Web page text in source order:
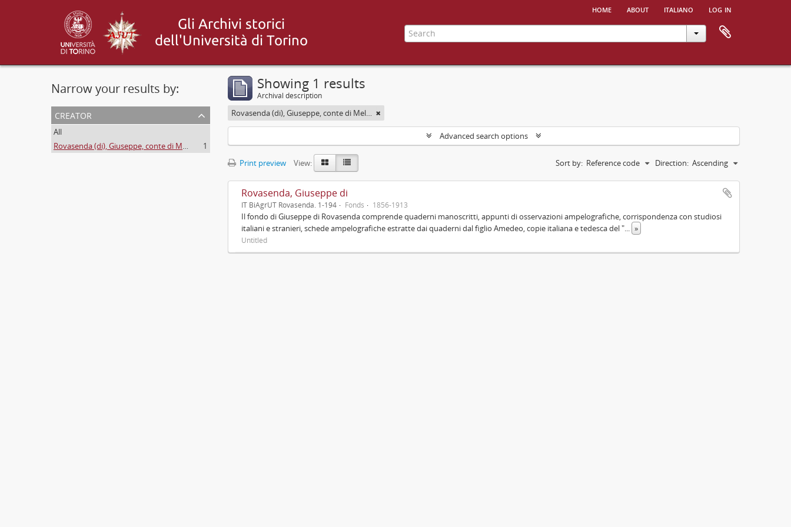
home about italiano log in
Narrow your results by:
creator
All
Rovasenda (di), Giuseppe, conte di Melle <1824-1913>
1
Showing 1 results
Archival description
Rovasenda (di), Giuseppe, conte di Melle <1824-1913>
Advanced search options
Print preview View: Sort by: Reference code Direction: Ascending
Rovasenda, Giuseppe di
IT BiAgrUT Rovasenda. 1-194 Fonds 1856-1913
Il fondo di Giuseppe di Rovasenda comprende quaderni manoscritti, appunti di osservazioni ampelografiche, corrispondenza con studiosi
italiani e stranieri, schede ampelografiche estratte dai quaderni dal figlio Amedeo, copie italiana e tedesca del "... »
Untitled